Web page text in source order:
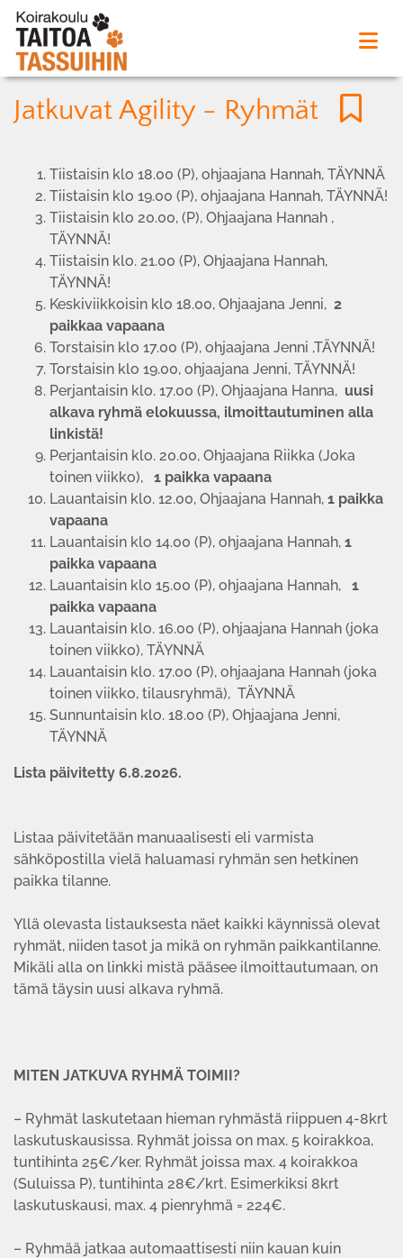
Jatkuvat Agility - Ryhmät
Tiistaisin klo 18.00 (P), ohjaajana Hannah, TÄYNNÄ
Tiistaisin klo 19.00 (P), ohjaajana Hannah, TÄYNNÄ!
Tiistaisin klo 20.00, (P), Ohjaajana Hannah ,
TÄYNNÄ!
Tiistaisin klo. 21.00 (P), Ohjaajana Hannah,
TÄYNNÄ!
Keskiviikkoisin klo 18.00, Ohjaajana Jenni, 2
paikkaa vapaana
Torstaisin klo 17.00 (P), ohjaajana Jenni ,TÄYNNÄ!
Torstaisin klo 19.00, ohjaajana Jenni, TÄYNNÄ!
Perjantaisin klo. 17.00 (P), Ohjaajana Hanna, uusi
alkava ryhmä elokuussa, ilmoittautuminen alla
linkistä!
Perjantaisin klo. 20.00, Ohjaajana Riikka (Joka
toinen viikko),
1 paikka vapaana
Lauantaisin klo. 12.00, Ohjaajana Hannah, 1 paikka
vapaana
Lauantaisin klo 14.00 (P), ohjaajana Hannah, 1
paikka vapaana
Lauantaisin klo 15.00 (P), ohjaajana Hannah,
1
paikka vapaana
Lauantaisin klo. 16.00 (P), ohjaajana Hannah (joka
toinen viikko), TÄYNNÄ
Lauantaisin klo. 17.00 (P), ohjaajana Hannah (joka
toinen viikko, tilausryhmä), TÄYNNÄ
Sunnuntaisin klo. 18.00 (P), Ohjaajana Jenni,
TÄYNNÄ
Lista päivitetty 6.8.2026.
Listaa päivitetään manuaalisesti eli varmista
sähköpostilla vielä haluamasi ryhmän sen hetkinen
paikka tilanne.
Yllä olevasta listauksesta näet kaikki käynnissä olevat
ryhmät, niiden tasot ja mikä on ryhmän paikkantilanne.
Mikäli alla on linkki mistä pääsee ilmoittautumaan, on
tämä täysin uusi alkava ryhmä.
MITEN JATKUVA RYHMÄ TOIMII?
– Ryhmät laskutetaan hieman ryhmästä riippuen 4-8krt
laskutuskausissa. Ryhmät joissa on max. 5 koirakkoa,
tuntihinta 25€/ker. Ryhmät joissa max. 4 koirakkoa
(Suluissa P), tuntihinta 28€/krt. Esimerkiksi 8krt
laskutuskausi, max. 4 pienryhmä = 224€.
– Ryhmää jatkaa automaattisesti niin kauan kuin